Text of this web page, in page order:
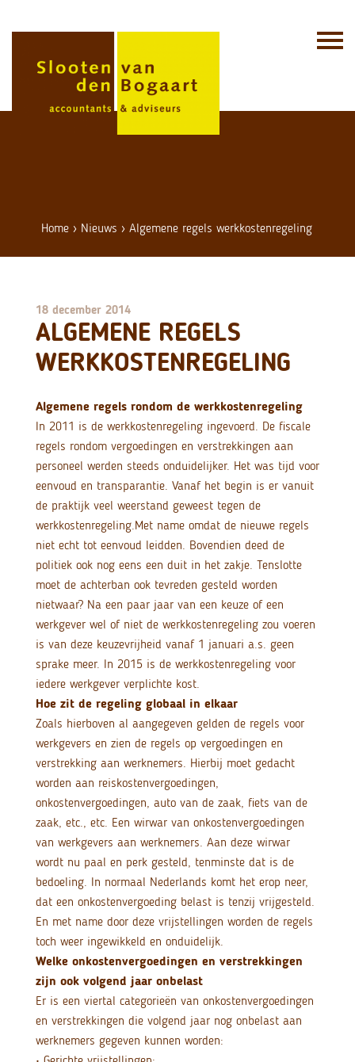
Home › Nieuws ›Algemene regels werkkostenregeling
18 december 2014
ALGEMENE REGELS
WERKKOSTENREGELING
Algemene regels rondom de werkkostenregeling
In 2011 is de werkkostenregeling ingevoerd. De fiscale
regels rondom vergoedingen en verstrekkingen aan
personeel werden steeds onduidelijker. Het was tijd voor
eenvoud en transparantie. Vanaf het begin is er vanuit
de praktijk veel weerstand geweest tegen de
werkkostenregeling.Met name omdat de nieuwe regels
niet echt tot eenvoud leidden. Bovendien deed de
politiek ook nog eens een duit in het zakje. Tenslotte
moet de achterban ook tevreden gesteld worden
nietwaar? Na een paar jaar van een keuze of een
werkgever wel of niet de werkkostenregeling zou voeren
is van deze keuzevrijheid vanaf 1 januari a.s. geen
sprake meer. In 2015 is de werkkostenregeling voor
iedere werkgever verplichte kost.
Hoe zit de regeling globaal in elkaar
Zoals hierboven al aangegeven gelden de regels voor
werkgevers en zien de regels op vergoedingen en
verstrekking aan werknemers. Hierbij moet gedacht
worden aan reiskostenvergoedingen,
onkostenvergoedingen, auto van de zaak, fiets van de
zaak, etc., etc. Een wirwar van onkostenvergoedingen
van werkgevers aan werknemers. Aan deze wirwar
wordt nu paal en perk gesteld, tenminste dat is de
bedoeling. In normaal Nederlands komt het erop neer,
dat een onkostenvergoeding belast is tenzij vrijgesteld.
En met name door deze vrijstellingen worden de regels
toch weer ingewikkeld en onduidelijk.
Welke onkostenvergoedingen en verstrekkingen
zijn ook volgend jaar onbelast
Er is een viertal categorieën van onkostenvergoedingen
en verstrekkingen die volgend jaar nog onbelast aan
werknemers gegeven kunnen worden: